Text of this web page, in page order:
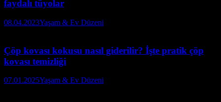
faydalı tüyolar
08.04.2023Yaşam & Ev Düzeni
Çöp kovası kokusu nasıl giderilir? İşte pratik çöp
kovası temizliği
07.01.2025Yaşam & Ev Düzeni